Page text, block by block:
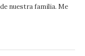
nuestra familia. Me